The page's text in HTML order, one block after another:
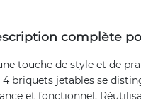
complète
touche de style et de
4 briquets jetables se
et fonctionnel.